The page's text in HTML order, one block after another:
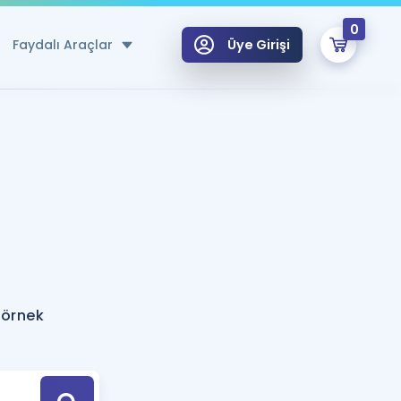
Faydalı Araçlar
Hesaplama Aracı
için Öneriler
Tek Takvimde
Üye Girişi
0